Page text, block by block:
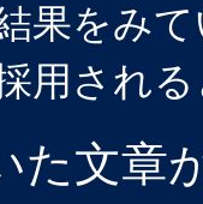
果をみ
用され
た文章